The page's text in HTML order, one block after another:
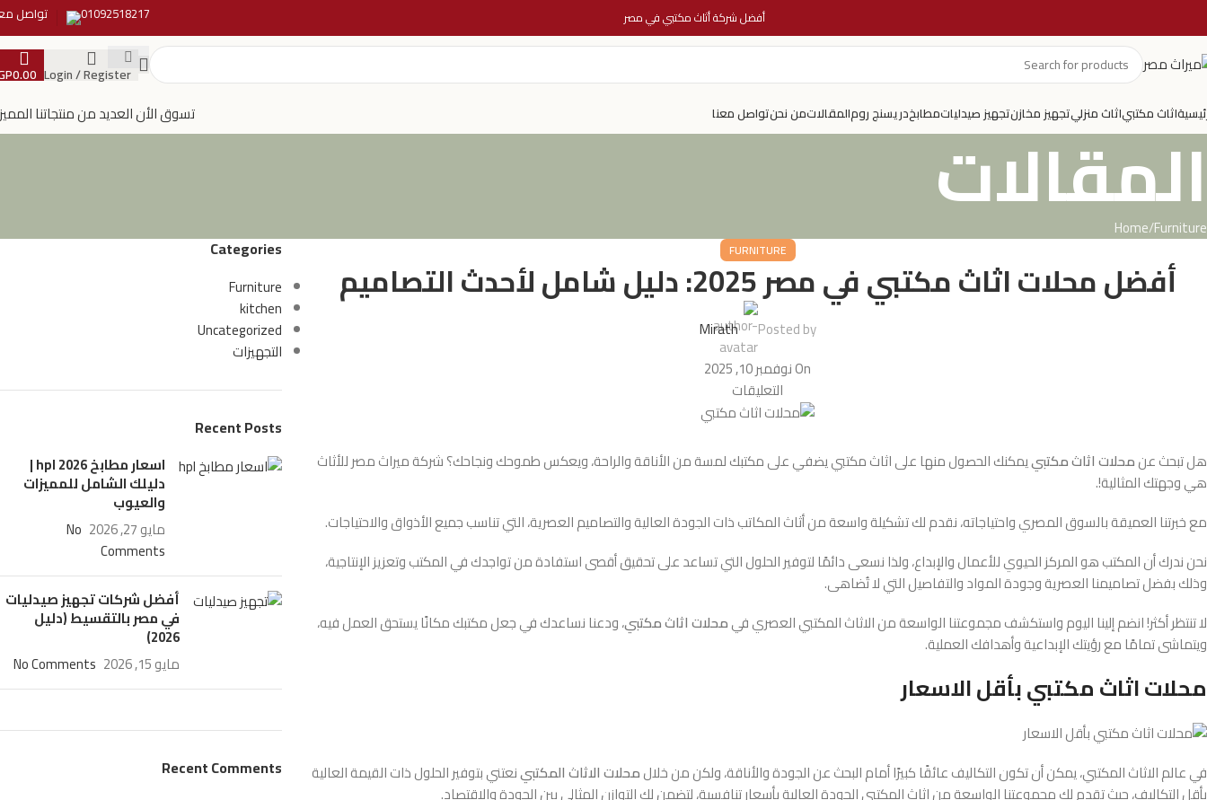
أفضل شركة أثاث مكتبي في مصر 01092518217 تواصل
Login / Register
0.00
اثاث مكتبياثاث منزليتجهيز مخازنتجهيز صيدلياتمطابخدريسنج رومالمقالاتمن نحنتواصل معنا تسوق الأن العديد من منتجاتنا المقالات
Home Furniture
FURNITURE
أفضل محلات اثاث مكتبي في مصر 2025: دليل شامل لأحدث التصاميم
Posted by
Mirath
On نوفمبر 10, 2025
التعليقات
هل تبحث عنمحلات اثاث مكتبييمكنك الحصول منها على اثاث مكتبي يضفي على مكتبك لمسة من الأناقة والراحة، ويعكس طموحك ونجاحك؟ شركة ميراث مصر للأثاث
هي وجهتك المثالية!.
مع خبرتنا العميقة بالسوق المصري واحتياجاته، نقدم لك تشكيلة واسعة من أثاث المكاتب ذات الجودة العالية والتصاميم العصرية، التي تناسب جميع الأذواق والاحتياجات.
نحن ندرك أن المكتب هو المركز الحيوي للأعمال والإبداع، ولذا نسعى دائمًا لتوفير الحلول التي تساعد على تحقيق أقصى استفادة من تواجدك في المكتب وتعزيز الإنتاجية،
وذلك بفضل تصاميمنا العصرية وجودة المواد والتفاصيل التي لا تُضاهى.
لا تنتظر أكثر! انضم إلينا اليوم واستكشف مجموعتنا الواسعة من الاثاث المكتبي العصري فيمحلات اثاث مكتبي، ودعنا نساعدك في جعل مكتبك مكانًا يستحق العمل فيه،
ويتماشى تمامًا مع رؤيتك الإبداعية وأهدافك العملية.
محلات اثاث مكتبي بأقل الاسعار
في عالم الاثاث المكتبي، يمكن أن تكون التكاليف عائقًا كبيرًا أمام البحث عن الجودة والأناقة، ولكن من خلالمحلات الاثاث المكتبينعتني بتوفير الحلول ذات القيمة العالية
بأقل التكاليف، حيث تقدم لك مجموعتنا الواسعة من اثاث المكتبي الجودة العالية بأسعار تنافسية، لتضمن لك التوازن المثالي بين الجودة والاقتصاد.
Categories
Furniture
kitchen
Uncategorized
التجهيزات
Recent Posts
اسعار مطابخ hpl​ 2026 |
دليلك الشامل للمميزات
والعيوب
مايو 27, 2026
No
Comments
أفضل شركات تجهيز صيدليات
في مصر بالتقسيط (دليل
2026)
مايو 15, 2026
No Comments
Recent Comments